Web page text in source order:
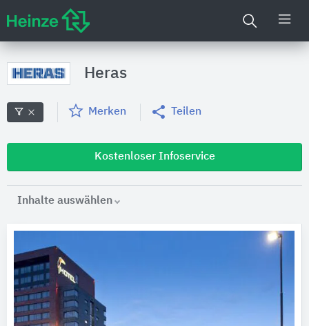
Heras
Merken Teilen
Kostenloser Infoservice
Inhalte auswählen